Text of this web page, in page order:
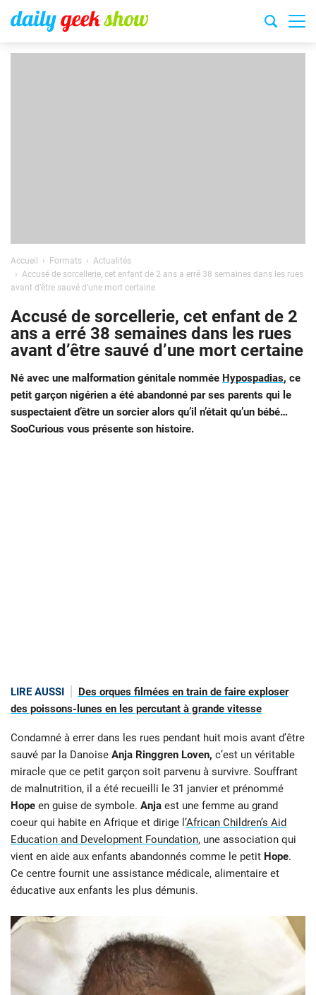
Accueil Formats
Actualités
Accusé de sorcellerie, cet enfant de 2 ans a erré 38 semaines dans les rues
avant d’être sauvé d’une mort certaine
Accusé de sorcellerie, cet enfant de 2
ans a erré 38 semaines dans les rues
avant d’être sauvé d’une mort certaine
Né avec une malformation génitale nommée Hypospadias, ce
petit garçon nigérien a été abandonné par ses parents qui le
suspectaient d’être un sorcier alors qu’il n’était qu’un bébé…
SooCurious vous présente son histoire.
LIRE AUSSI
Des orques filmées en train de faire exploser
des poissons-lunes en les percutant à grande vitesse
Condamné à errer dans les rues pendant huit mois avant d’être
sauvé par la Danoise Anja Ringgren Loven, c’est un véritable
miracle que ce petit garçon soit parvenu à survivre. Souffrant
de malnutrition, il a été recueilli le 31 janvier et prénommé
Hope en guise de symbole. Anja est une femme au grand
coeur qui habite en Afrique et dirige l’African Children’s Aid
Education and Development Foundation, une association qui
vient en aide aux enfants abandonnés comme le petit Hope.
Ce centre fournit une assistance médicale, alimentaire et
éducative aux enfants les plus démunis.